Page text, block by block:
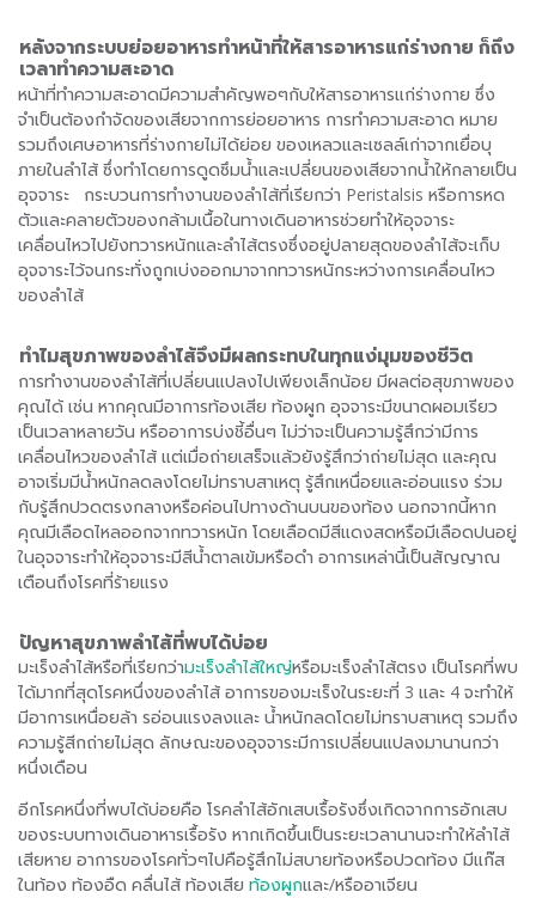
หลังจากระบบย่อยอาหารทำหน้าที่ให้สารอาหารแก่ร่างกาย ก็ถึง
เวลาทำความสะอาด
หน้าที่ทำความสะอาดมีความสำคัญพอๆกับให้สารอาหารแก่ร่างกาย ซึ่ง
จำเป็นต้องกำจัดของเสียจากการย่อยอาหาร การทำความสะอาด หมาย
รวมถึงเศษอาหารที่ร่างกายไม่ได้ย่อย ของเหลวและเซลล์เก่าจากเยื่อบุ
ภายในลำไส้ ซึ่งทำโดยการดูดซึมน้ำและเปลี่ยนของเสียจากน้ำให้กลายเป็น
อุจจาระ กระบวนการทำงานของลำไส้ที่เรียกว่า Peristalsis หรือการหด
ตัวและคลายตัวของกล้ามเนื้อในทางเดินอาหารช่วยทำให้อุจจาระ
เคลื่อนไหวไปยังทวารหนักและลำไส้ตรงซึ่งอยู่ปลายสุดของลำไส้จะเก็บ
อุจจาระไว้จนกระทั่งถูกเบ่งออกมาจากทวารหนักระหว่างการเคลื่อนไหว
ของลำไส้
ทำไมสุขภาพของลำไส้จึงมีผลกระทบในทุกแง่มุมของชีวิต
การทำงานของลำไส้ที่เปลี่ยนแปลงไปเพียงเล็กน้อย มีผลต่อสุขภาพของ
คุณได้ เช่น หากคุณมีอาการท้องเสีย ท้องผูก อุจจาระมีขนาดผอมเรียว
เป็นเวลาหลายวัน หรืออาการบ่งชี้อื่นๆ ไม่ว่าจะเป็นความรู้สึกว่ามีการ
เคลื่อนไหวของลำไส้ แต่เมื่อถ่ายเสร็จแล้วยังรู้สึกว่าถ่ายไม่สุด และคุณ
อาจเริ่มมีน้ำหนักลดลงโดยไม่ทราบสาเหตุ รู้สึกเหนื่อยและอ่อนแรง ร่วม
กับรู้สึกปวดตรงกลางหรือค่อนไปทางด้านบนของท้อง นอกจากนี้หาก
คุณมีเลือดไหลออกจากทวารหนัก โดยเลือดมีสีแดงสดหรือมีเลือดปนอยู่
ในอุจจาระทำให้อุจจาระมีสีน้ำตาลเข้มหรือดำ อาการเหล่านี้เป็นสัญญาณ
เตือนถึงโรคที่ร้ายแรง
ปัญหาสุขภาพลำไส้ที่พบได้บ่อย
มะเร็งลำไส้หรือที่เรียกว่ามะเร็งลำไส้ใหญ่หรือมะเร็งลำไส้ตรง เป็นโรคที่พบ
ได้มากที่สุดโรคหนึ่งของลำไส้ อาการของมะเร็งในระยะที่ 3 และ 4 จะทำให้
มีอาการเหนื่อยล้า รอ่อนแรงลงและ น้ำหนักลดโดยไม่ทราบสาเหตุ รวมถึง
ความรู้สีกถ่ายไม่สุด ลักษณะของอุจจาระมีการเปลี่ยนแปลงมานานกว่า
หนึ่งเดือน
อีกโรคหนึ่งที่พบได้บ่อยคือ โรคลำไส้อักเสบเรื้อรังซึ่งเกิดจากการอักเสบ
ของระบบทางเดินอาหารเรื้อรัง หากเกิดขึ้นเป็นระยะเวลานานจะทำให้ลำไส้
เสียหาย อาการของโรคทั่วๆไปคือรู้สึกไม่สบายท้องหรือปวดท้อง มีแก๊ส
ในท้อง ท้องอืด คลื่นไส้ ท้องเสีย ท้องผูกและ/หรืออาเจียน